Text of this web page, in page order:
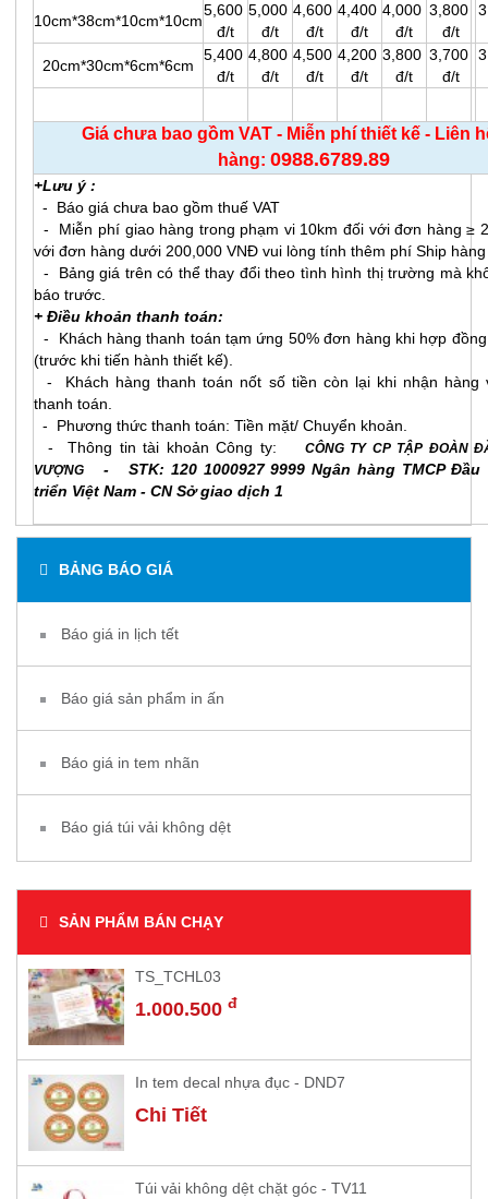
10cm*38cm*10cm*10cm
5,600
đ/t
5,000
đ/t
4,600
đ/t
4,400
đ/t
4,000
đ/t
3,800
đ/t
20cm*30cm*6cm*6cm
5,400
đ/t
4,800
đ/t
4,500
đ/t
4,200
đ/t
3,800
đ/t
3,700
đ/t
Giá chưa bao gồm VAT - Miễn phí thiết kế - Liên
hàng: 0988.6789.89
+Lưu ý :
- Báo giá chưa bao gồm thuế VAT
- Miễn phí giao hàng trong phạm vi 10km đối với đơn hàng ≥
với đơn hàng dưới 200,000 VNĐ vui lòng tính thêm phí Ship hàng
- Bảng giá trên có thể thay đổi theo tình hình thị trường mà
báo trước.
+ Điều khoản thanh toán:
- Khách hàng thanh toán tạm ứng 50% đơn hàng khi hợp
(trước khi tiến hành thiết kế).
- Khách hàng thanh toán nốt số tiền còn lại khi nhận hàng
thanh toán.
- Phương thức thanh toán: Tiền mặt/ Chuyển khoản.
- Thông tin tài khoản Công ty:
CÔNG TY CP TẬP ĐOÀN
VƯỢNG - STK: 120 1000927 9999 Ngân hàng TMCP Đầu
triển Việt Nam - CN Sở giao dịch 1
BẢNG BÁO GIÁ
Báo giá in lịch tết
Báo giá sản phẩm in ấn
Báo giá in tem nhãn
Báo giá túi vải không dệt
SẢN PHẨM BÁN CHẠY
TS_TCHL03
1.000.500 đ
In tem decal nhựa đục - DND7
Chi Tiết
Túi vải không dệt chặt góc - TV11